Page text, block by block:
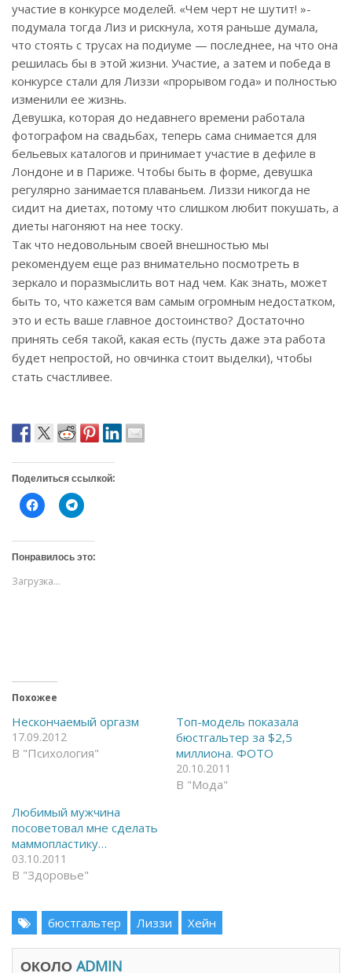
участие в конкурсе моделей. «Чем черт не шутит! »-
подумала тогда Лиз и рискнула, хотя раньше думала,
что стоять с трусах на подиуме — последнее, на что она
решилась бы в этой жизни. Участие, а затем и победа в
конкурсе стали для Лиззи «прорывом года» и полностью
изменили ее жизнь.
Девушка, которая до недавнего времени работала
фотографом на свадьбах, теперь сама снимается для
бельевых каталогов и принимает участие в дефиле в
Лондоне и в Париже. Чтобы быть в форме, девушка
регулярно занимается плаваньем. Лиззи никогда не
сидит на диетах, потому что слишком любит покушать, а
диеты нагоняют на нее тоску.
Так что недовольным своей внешностью мы
рекомендуем еще раз внимательно посмотреть в
зеркало и поразмыслить вот над чем. Как знать, может
быть то, что кажется вам самым огромным недостатком,
это и есть ваше главное достоинство? Достаточно
принять себя такой, какая есть (пусть даже эта работа
будет непростой, но овчинка стоит выделки), чтобы
стать счастливее.
Поделиться ссылкой:
Н
а
и
т
е
ч
т
ь
а
F
a
c
e
(
О
т
к
р
ы
в
а
с
в
о
в
Н
а
и
т
е
с
я
T
e
a
m
(
О
т
р
ы
е
т
с
в
н
Понравилось это:
Загрузка...
Похожее
Нескончаемый оргазм
17.09.2012
В "Психология"
Топ-модель показала
бюстгальтер за $2,5
миллиона. ФОТО
20.10.2011
В "Мода"
Любимый мужчина
посоветовал мне сделать
маммопластику…
03.10.2011
В "Здоровье"
бюстгальтер Лиззи Хейн
ОКОЛО ADMIN